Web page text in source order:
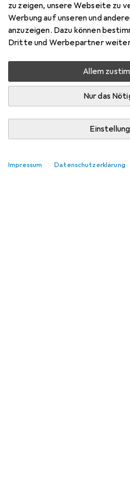
zu zeigen, unsere Webseite zu
Werbung auf unseren und
anzuzeigen. Dazu können
Dritte und Werbepartner
Allem
Nur das
Impressum Datenschutzerklärung
Zubehör für
SPP-Serie
Gürtelclip SPP-Serie.
Relevanz
Produktliste
Keine Produkte